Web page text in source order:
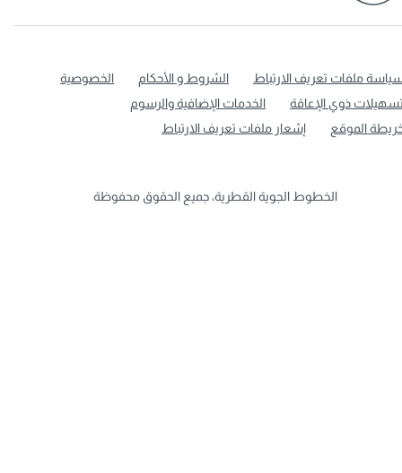
ملفات تعريف الارتباط الشروط و الأحكام
الخصوصية
ذوي الإعاقة
الخدمات الإضافية والرسوم
الموقع
إشعار ملفات تعريف الارتباط
الخطوط الجوية القطرية، جميع الحقوق محفوظة